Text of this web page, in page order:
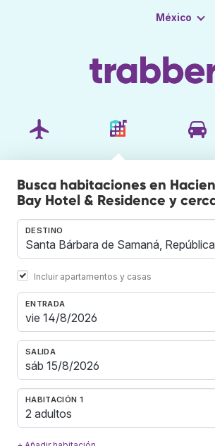
México
Busca habitaciones en
Bay Hotel & Residence y
DESTINO
Incluir apartamentos y casas
ENTRADA
SALIDA
HABITACIÓN 1
2 adultos